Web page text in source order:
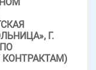
Г.